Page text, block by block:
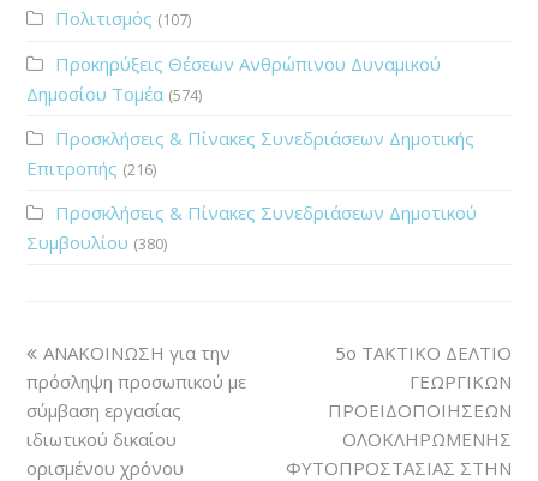
Πολιτισμός (107)
Προκηρύξεις Θέσεων Ανθρώπινου Δυναμικού
Δημοσίου Τομέα (574)
Προσκλήσεις & Πίνακες Συνεδριάσεων Δημοτικής
Επιτροπής (216)
Προσκλήσεις & Πίνακες Συνεδριάσεων Δημοτικού
Συμβουλίου (380)
ΑΝΑΚΟΙΝΩΣΗ για την
πρόσληψη προσωπικού με
σύμβαση εργασίας
ιδιωτικού δικαίου
ορισμένου χρόνου
5ο ΤΑΚΤΙΚΟ ΔΕΛΤΙΟ
ΓΕΩΡΓΙΚΩΝ
ΠΡΟΕΙΔΟΠΟΙΗΣΕΩΝ
ΟΛΟΚΛΗΡΩΜΕΝΗΣ
ΦΥΤΟΠΡΟΣΤΑΣΙΑΣ ΣΤΗΝ